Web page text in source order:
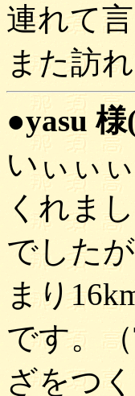
連れて
また訪
●yasu 様
いぃぃ
くれま
でした
まり
です。
ざをつ